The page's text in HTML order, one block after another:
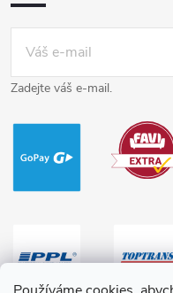
Zadejte váš e-mail.